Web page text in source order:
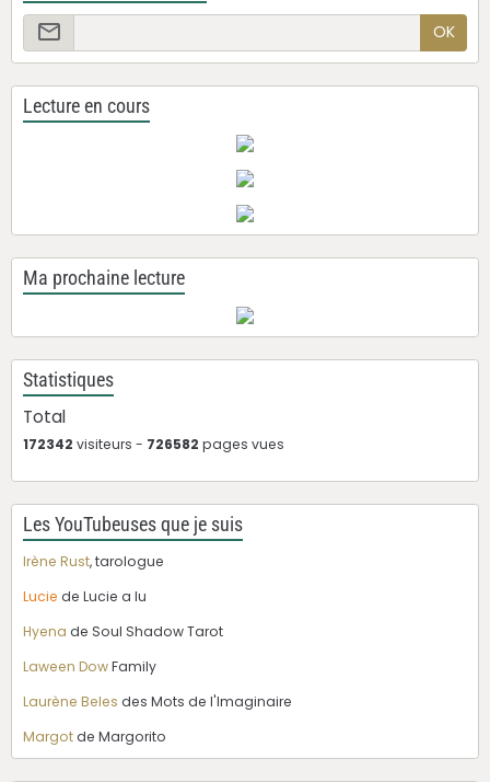
OK
Lecture en cours
Ma prochaine lecture
Statistiques
Total
172342 visiteurs - 726582 pages vues
Les YouTubeuses que je suis
Irène Rust, tarologue
Lucie de Lucie a lu
Hyena de Soul Shadow Tarot
Laween DowFamily
Laurène Beles des Mots de l'Imaginaire
Margotde Margorito